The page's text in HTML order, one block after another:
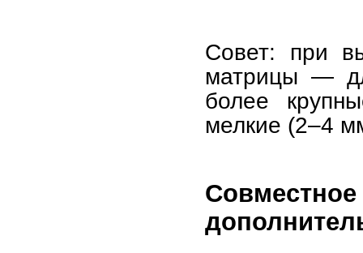
Совет: при
матрицы —
более
мелкие (2–4